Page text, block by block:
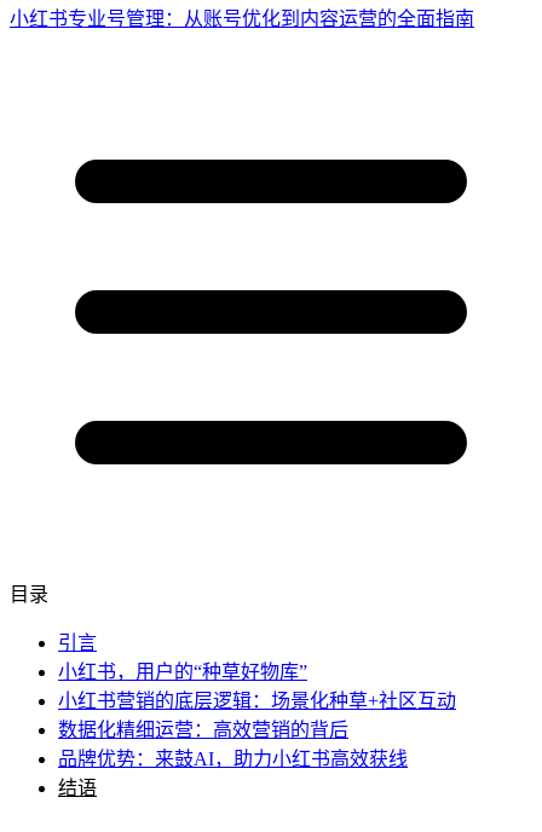
小红书专业号管理：从账号优化到内容运营的全面指南
目录
引言
小红书，用户的“种草好物库”
小红书营销的底层逻辑：场景化种草+社区互动
数据化精细运营：高效营销的背后
品牌优势：来鼓AI，助力小红书高效获线
结语